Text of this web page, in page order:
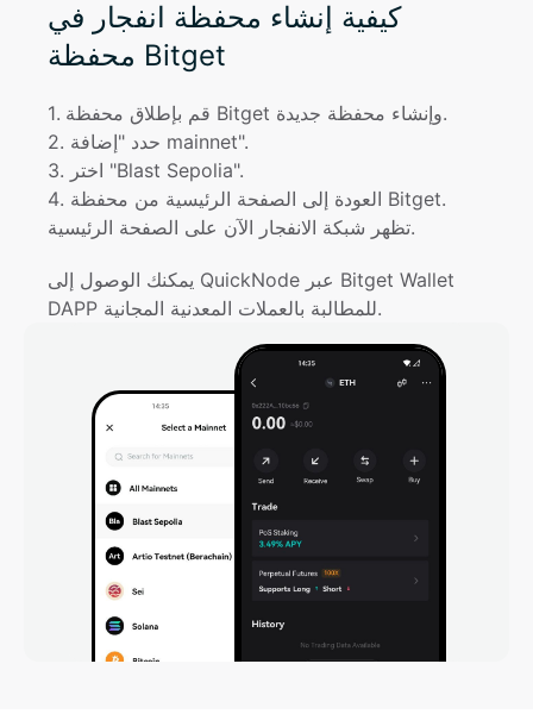
كيفية إنشاء محفظة انفجار في
محفظة Bitget
1.
قم بإطلاق محفظة Bitget وإنشاء محفظة جديدة.
2.
حدد "إضافة mainnet".
3.
اختر "Blast Sepolia".
4. العودة إلى الصفحة الرئيسية من محفظة Bitget.
تظهر شبكة الانفجار الآن على الصفحة الرئيسية.
يمكنك الوصول إلى QuickNode عبر Bitget Wallet
DAPP للمطالبة بالعملات المعدنية المجانية.